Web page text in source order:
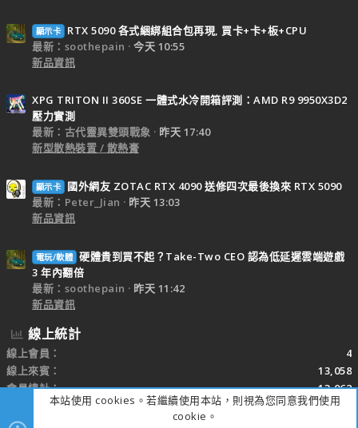
顯示卡
RTX 5090 各式綑綁組合包再現, 買卡+卡+板+CPU
最新：soothepain
今天 10:55
新品資訊
XPG TRITON II 360SE 一體式水冷開箱評測：AMD R9 9950X3D2
壓力實測
最新：古代靈異雙頭戰象
昨天 17:40
新型散熱裝置 / 散熱膏
顯示卡
國外網友 ZOTAC RTX 4090 送修四次最後換來 RTX 5090
最新：Peter_Jian
昨天 13:03
新品資訊
電玩/軟體 硬體貴到買不起？Take-Two CEO 認為低延遲雲端遊戲
3 年內翻倍
最新：soothepain
昨天 11:42
新品資訊
線上統計
線上會員
4
線上來賓
13,058
會員總計
13,062
本站使用 cookies。若繼續使用本站，則視為您同意我們使用
cookie。